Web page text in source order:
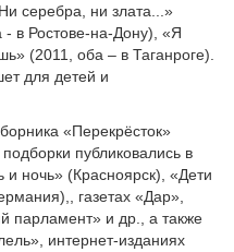
серебра, ни злата...»
- в Ростове-на-Дону), «Я
(2011, оба – в Таганроге).
для детей и
«Перекрёсток»
публиковались в
ночь» (Красноярск), «Дети
газетах «Дар»,
парламент» и др., а также
интернет-изданиях